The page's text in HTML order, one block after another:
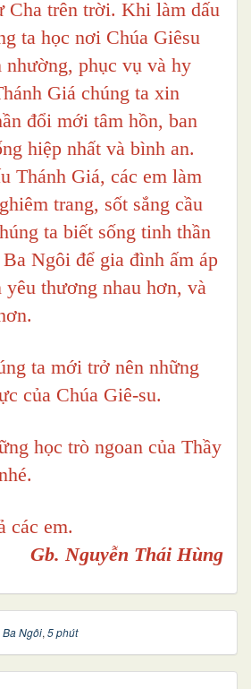
Cha trên trời. Khi làm dấu
ta học nơi Chúa Giêsu
nhường, phục vụ và hy
Giá chúng ta xin
đổi mới tâm hồn, ban
hiệp nhất và bình an.
Thánh Giá, các em làm
trang, sốt sắng cầu
ta biết sống tinh thần
Ngôi để gia đình ấm áp
yêu thương nhau hơn, và
ta mới trở nên những
của Chúa Giê-su.
học trò ngoan của Thầy
các em.
Gb. Nguyễn Thái Hùng
Ngôi,5 phút